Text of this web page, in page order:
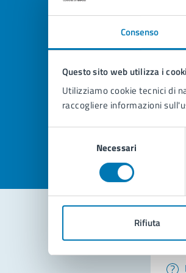
Consenso
Questo sito web utilizza i
Utilizziamo cookie tecnici di
raccogliere informazioni
Necessari
Rifiuta
Valuta